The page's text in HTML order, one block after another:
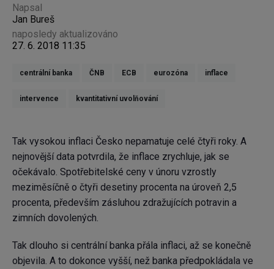
Napsal
Jan Bureš
naposledy aktualizováno
27. 6. 2018 11:35
centrální banka ČNB ECB eurozóna inflace
intervence kvantitativní uvolňování
Tak vysokou inflaci Česko nepamatuje celé čtyři roky. A
nejnovější data potvrdila, že inflace zrychluje, jak se
očekávalo. Spotřebitelské ceny v únoru vzrostly
meziměsíčně o čtyři desetiny procenta na úroveň 2,5
procenta, především zásluhou zdražujících potravin a
zimních dovolených.
Tak dlouho si centrální banka přála inflaci, až se konečně
objevila. A to dokonce vyšší, než banka předpokládala ve